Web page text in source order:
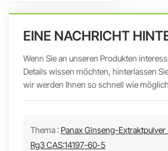
EINE NACHRICHT
Wenn Sie an unseren Produkten
Details wissen möchten, hinterlassen
wir werden Ihnen so schnell wie
Thema : Panax Ginseng-
Rg3 CAS:14197-60-5